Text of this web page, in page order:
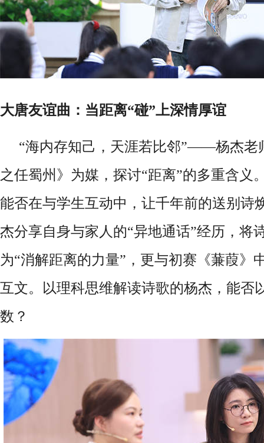
大唐友谊曲：当距离“碰”上深情厚谊
“海内存知己，天涯若比邻”——杨杰老
之任蜀州》为媒，探讨“距离”的多重含义
能否在与学生互动中，让千年前的送别诗
杰分享自身与家人的“异地通话”经历，将
为“消解距离的力量”，更与初赛《蒹葭》
互文。以理科思维解读诗歌的杨杰，能否
数？